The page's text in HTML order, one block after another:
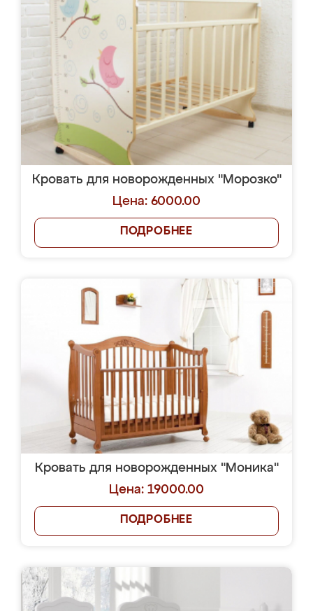
Кровать для новорожденных "Морозко"
Цена: 6000.00
ПОДРОБНЕЕ
Кровать для новорожденных "Моника"
Цена: 19000.00
ПОДРОБНЕЕ